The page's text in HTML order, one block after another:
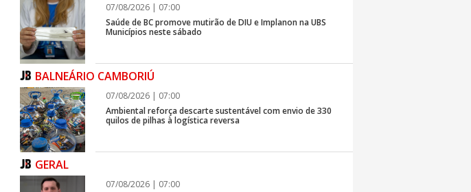
07/08/2026 | 07:00
Saúde de BC promove mutirão de DIU e Implanon na UBS
Municípios neste sábado
BALNEÁRIO CAMBORIÚ
07/08/2026 | 07:00
Ambiental reforça descarte sustentável com envio de 330
quilos de pilhas à logística reversa
GERAL
07/08/2026 | 07:00